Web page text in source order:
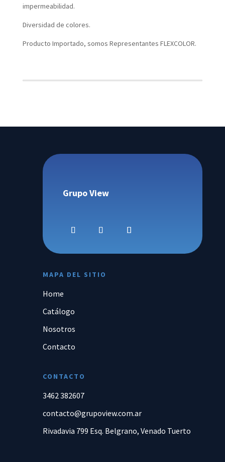
impermeabilidad.
Diversidad de colores.
Producto Importado, somos Representantes FLEXCOLOR.
Grupo View
MAPA DEL SITIO
Home
Catálogo
Nosotros
Contacto
CONTACTO
3462 382607
contacto@grupoview.com.ar
Rivadavia 799 Esq. Belgrano, Venado Tuerto